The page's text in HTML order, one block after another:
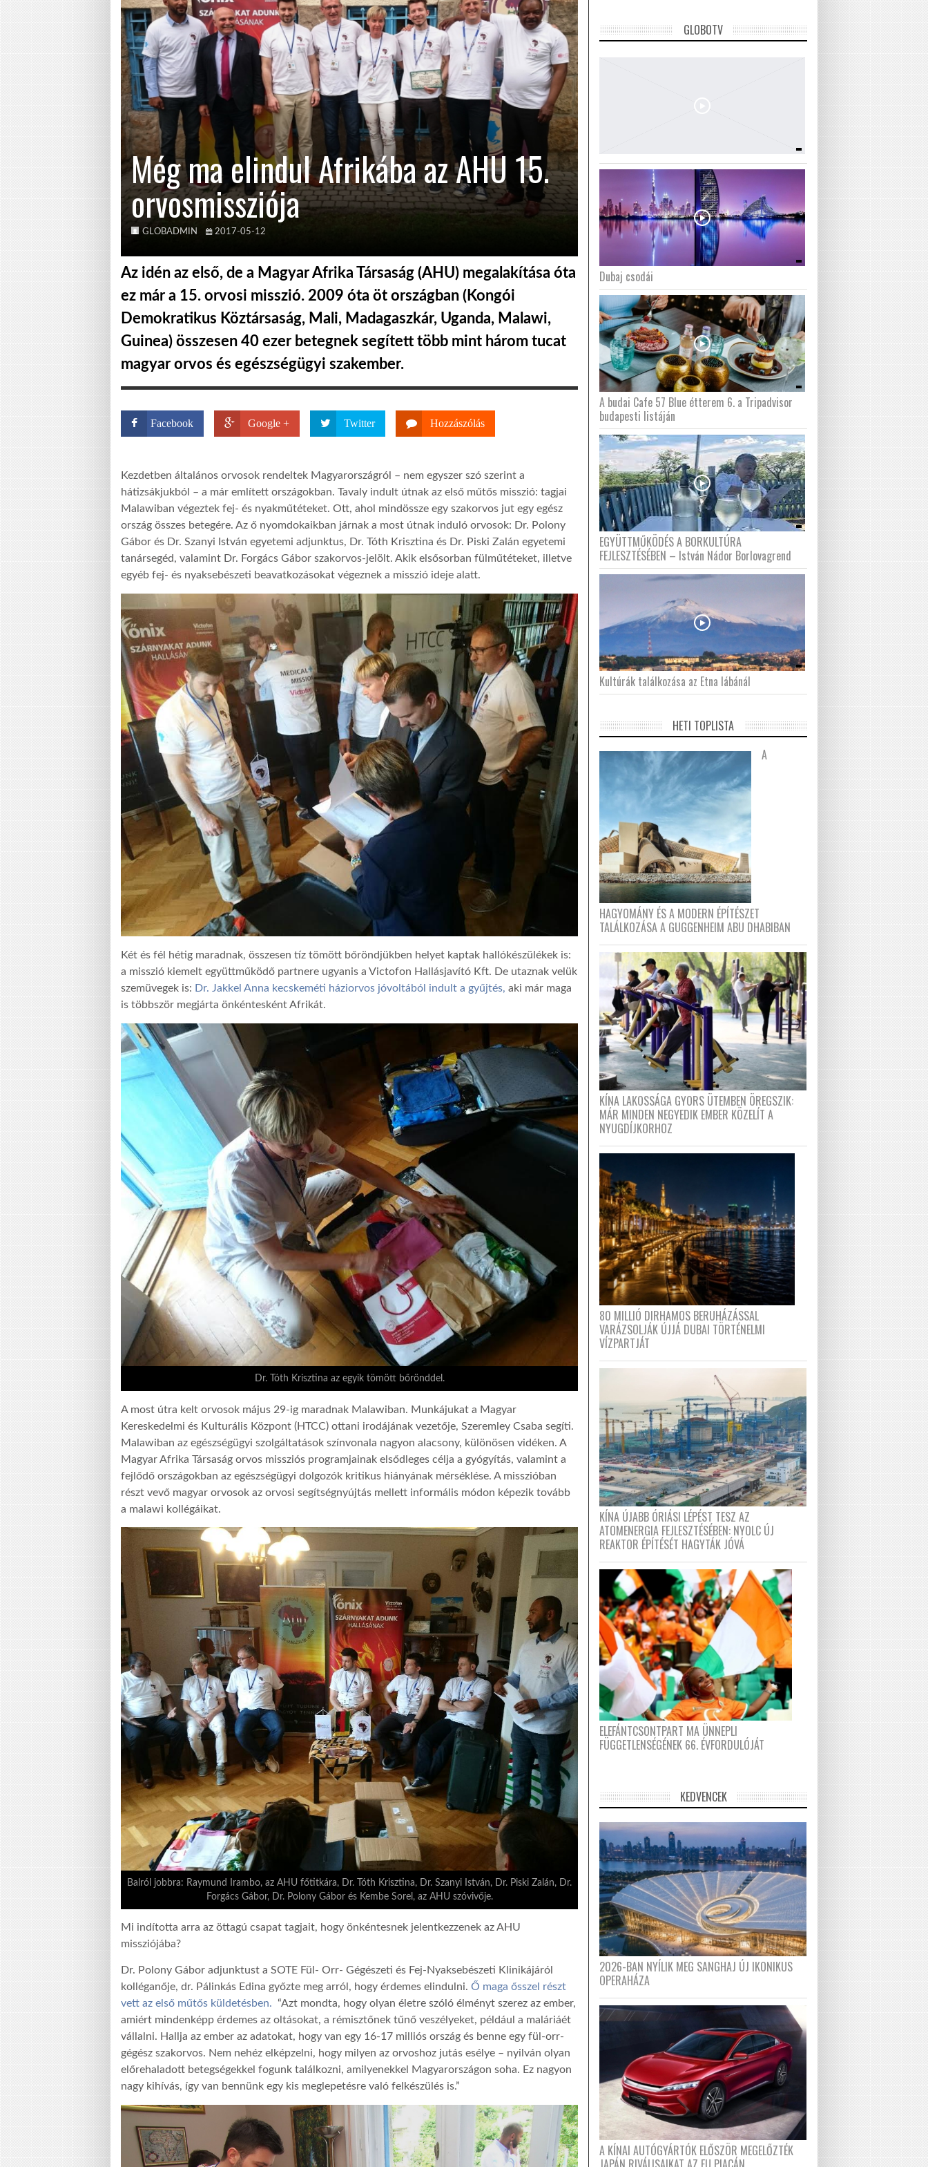
Még ma elindul Afrikába az AHU 15.
orvosmissziója
GLOBADMIN 2017-05-12
Az idén az első, de a Magyar Afrika Társaság (AHU) megalakítása óta
ez már a 15. orvosi misszió. 2009 óta öt országban (Kongói
Demokratikus Köztársaság, Mali, Madagaszkár, Uganda, Malawi,
Guinea) összesen 40 ezer betegnek segített több mint három tucat
magyar orvos és egészségügyi szakember.
Facebook Google + Twitter Hozzászólás
Kezdetben általános orvosok rendeltek Magyarországról – nem egyszer szó szerint a
hátizsákjukból – a már említett országokban. Tavaly indult útnak az első műtős misszió: tagjai
Malawiban végeztek fej- és nyakműtéteket. Ott, ahol mindössze egy szakorvos jut egy egész
ország összes betegére. Az ő nyomdokaikban járnak a most útnak induló orvosok: Dr. Polony
Gábor és Dr. Szanyi István egyetemi adjunktus, Dr. Tóth Krisztina és Dr. Piski Zalán egyetemi
tanársegéd, valamint Dr. Forgács Gábor szakorvos-jelölt. Akik elsősorban fülműtéteket, illetve
egyéb fej- és nyaksebészeti beavatkozásokat végeznek a misszió ideje alatt.
Két és fél hétig maradnak, összesen tíz tömött bőröndjükben helyet kaptak hallókészülékek is:
a misszió kiemelt együttműködő partnere ugyanis a Victofon Hallásjavító Kft. De utaznak velük
szemüvegek is: Dr. Jakkel Anna kecskeméti háziorvos jóvoltából indult a gyűjtés, aki már maga
is többször megjárta önkéntesként Afrikát.
Dr. Tóth Krisztina az egyik tömött bőrönddel.
A most útra kelt orvosok május 29-ig maradnak Malawiban. Munkájukat a Magyar
Kereskedelmi és Kulturális Központ (HTCC) ottani irodájának vezetője, Szeremley Csaba segíti.
Malawiban az egészségügyi szolgáltatások színvonala nagyon alacsony, különösen vidéken. A
Magyar Afrika Társaság orvos missziós programjainak elsődleges célja a gyógyítás, valamint a
fejlődő országokban az egészségügyi dolgozók kritikus hiányának mérséklése. A misszióban
részt vevő magyar orvosok az orvosi segítségnyújtás mellett informális módon képezik tovább
a malawi kollégáikat.
Balról jobbra: Raymund Irambo, az AHU főtitkára, Dr. Tóth Krisztina, Dr. Szanyi István, Dr. Piski Zalán, Dr.
Forgács Gábor, Dr. Polony Gábor és Kembe Sorel, az AHU szóvivője.
Mi indította arra az öttagú csapat tagjait, hogy önkéntesnek jelentkezzenek az AHU
missziójába?
Dr. Polony Gábor adjunktust a SOTE Fül- Orr- Gégészeti és Fej-Nyaksebészeti Klinikájáról
kolléganője, dr. Pálinkás Edina győzte meg arról, hogy érdemes elindulni. Ő maga ősszel részt
vett az első műtős küldetésben. “Azt mondta, hogy olyan életre szóló élményt szerez az ember,
amiért mindenképp érdemes az oltásokat, a rémisztőnek tűnő veszélyeket, például a maláriáét
vállalni. Hallja az ember az adatokat, hogy van egy 16-17 milliós ország és benne egy fül-orr-
gégész szakorvos. Nem nehéz elképzelni, hogy milyen az orvoshoz jutás esélye – nyilván olyan
előrehaladott betegségekkel fogunk találkozni, amilyenekkel Magyarországon soha. Ez nagyon
nagy kihívás, így van bennünk egy kis meglepetésre való felkészülés is.”
GLOBOTV
Dubaj csodái
A budai Cafe 57 Blue étterem 6. a Tripadvisor
budapesti listáján
EGYÜTTMŰKÖDÉS A BORKULTÚRA
FEJLESZTÉSÉBEN – István Nádor Borlovagrend
Kultúrák találkozása az Etna lábánál
HETI TOPLISTA
A
HAGYOMÁNY ÉS A MODERN ÉPÍTÉSZET
TALÁLKOZÁSA A GUGGENHEIM ABU DHABIBAN
KÍNA LAKOSSÁGA GYORS ÜTEMBEN ÖREGSZIK:
MÁR MINDEN NEGYEDIK EMBER KÖZELÍT A
NYUGDÍJKORHOZ
80 MILLIÓ DIRHAMOS BERUHÁZÁSSAL
VARÁZSOLJÁK ÚJJÁ DUBAI TÖRTÉNELMI
VÍZPARTJÁT
KÍNA ÚJABB ÓRIÁSI LÉPÉST TESZ AZ
ATOMENERGIA FEJLESZTÉSÉBEN: NYOLC ÚJ
REAKTOR ÉPÍTÉSÉT HAGYTÁK JÓVÁ
ELEFÁNTCSONTPART MA ÜNNEPLI
FÜGGETLENSÉGÉNEK 66. ÉVFORDULÓJÁT
KEDVENCEK
2026-BAN NYÍLIK MEG SANGHAJ ÚJ IKONIKUS
OPERAHÁZA
A KÍNAI AUTÓGYÁRTÓK ELŐSZÖR MEGELŐZTÉK